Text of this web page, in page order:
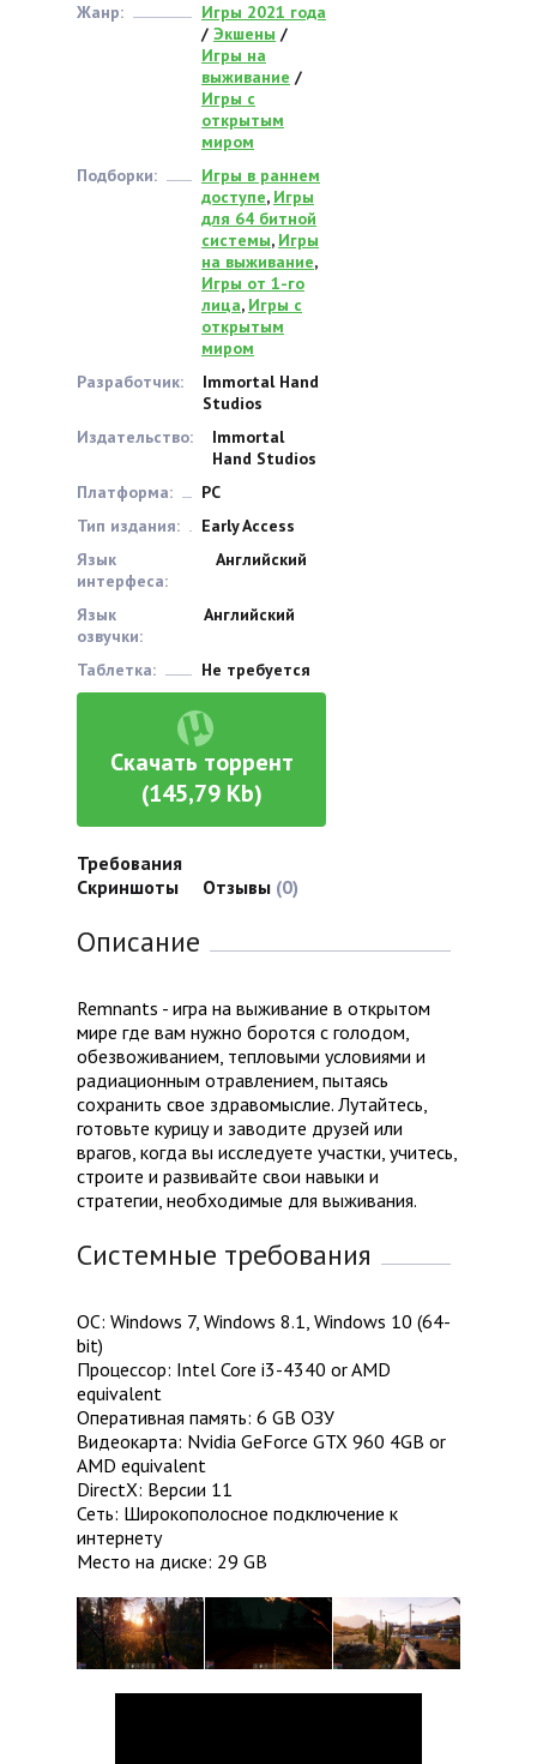
Жанр:
Игры 2021 года
/ Экшены /
Игры на
выживание /
Игры с
открытым
миром
Подборки:
Игры в раннем
доступе, Игры
для 64 битной
системы, Игры
на выживание,
Игры от 1-го
лица, Игры с
открытым
миром
Разработчик:
Immortal Hand
Studios
Издательство:
Immortal
Hand Studios
Платформа:
PC
Тип издания:
Early Access
Язык
интерфеса:
Английский
Язык
озвучки:
Английский
Таблетка: Не требуется
Скачать торрент
(145,79 Kb)
Требования
Скриншоты
Отзывы (0)
Описание
Remnants - игра на выживание в открытом
мире где вам нужно боротся с голодом,
обезвоживанием, тепловыми условиями и
радиационным отравлением, пытаясь
сохранить свое здравомыслие. Лутайтесь,
готовьте курицу и заводите друзей или
врагов, когда вы исследуете участки, учитесь,
строите и развивайте свои навыки и
стратегии, необходимые для выживания.
Системные требования
ОС: Windows 7, Windows 8.1, Windows 10 (64-
bit)
Процессор: Intel Core i3-4340 or AMD
equivalent
Оперативная память: 6 GB ОЗУ
Видеокарта: Nvidia GeForce GTX 960 4GB or
AMD equivalent
DirectX: Версии 11
Сеть: Широкополосное подключение к
интернету
Место на диске: 29 GB